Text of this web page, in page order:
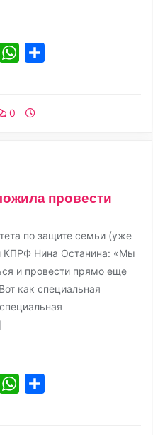
TelegramWhatsApp
0
провести
по защите семьи (уже
КПРФ Нина Останина: «Мы
и провести прямо еще
как специальная
TelegramWhatsApp